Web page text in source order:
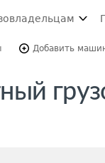
Добавить